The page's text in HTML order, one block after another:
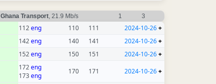
Ghana Transport, 21.9 Mb/s 1 3
112eng 110 111 2024-10-26+
142eng 140 141 2024-10-26+
152eng 150 151 2024-10-26+
172eng
173eng
170 171 2024-10-26+